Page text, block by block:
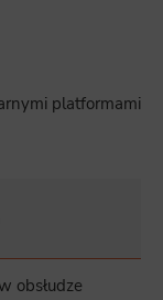
platformami
obsłudze